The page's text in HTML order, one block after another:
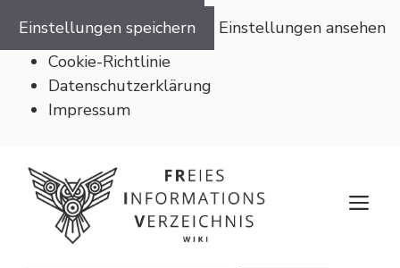
Einstellungen speichern
Einstellungen ansehen
Cookie-Richtlinie
Datenschutzerklärung
Impressum
Inhalt
springen